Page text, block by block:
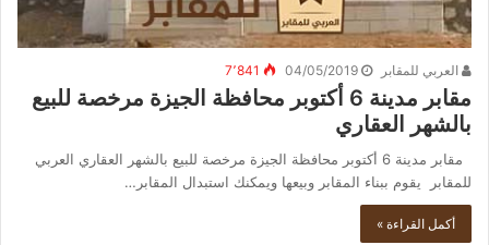
العربي للمقابر 04/05/2019 7٬841
مقابر مدينة 6 أكتوبر محافظة الجيزة مرخصة للبيع
بالشهر العقاري
مقابر مدينة 6 أكتوبر محافظة الجيزة مرخصة للبيع بالشهر العقاري العربي
للمقابر يقوم ببناء المقابر وبيعها ويمكنك استبدال المقابر…
أكمل القراءة »